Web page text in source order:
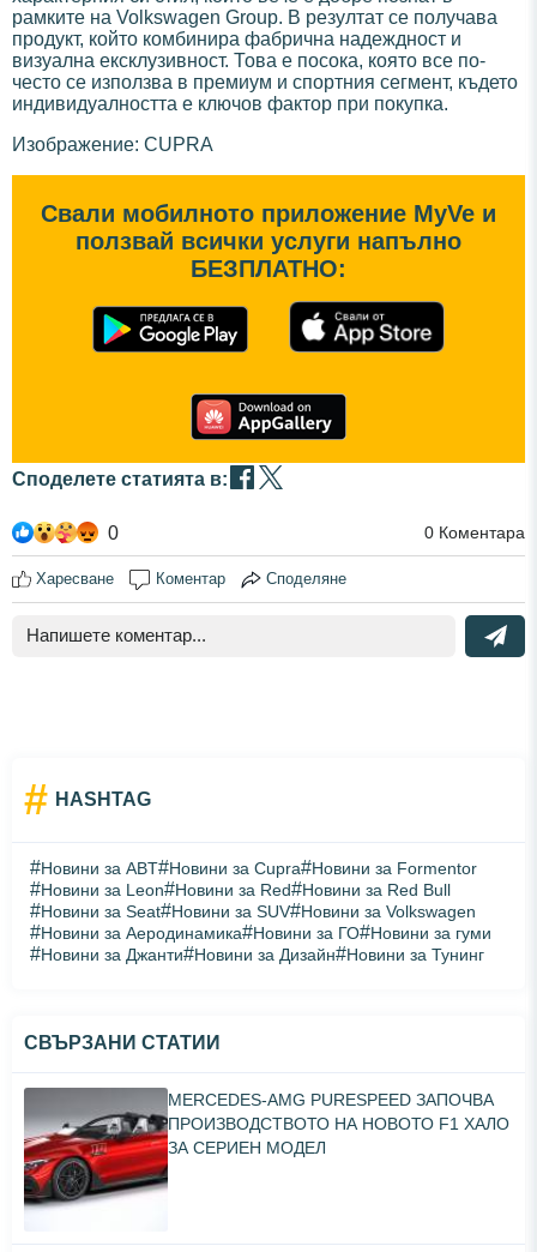
рамките на Volkswagen Group. В резултат се получава
продукт, който комбинира фабрична надеждност и
визуална ексклузивност. Това е посока, която все по-
често се използва в премиум и спортния сегмент, където
индивидуалността е ключов фактор при покупка.
Изображение: CUPRA
Свали мобилното приложение MyVe и
ползвай всички услуги напълно
БЕЗПЛАТНО:
Споделете статията в:
0 0 Коментара
Харесване Коментар Споделяне
# HASHTAG
#Новини за ABT#Новини за Cupra#Новини за Formentor
#Новини за Leon#Новини за Red#Новини за Red Bull
#Новини за Seat#Новини за SUV#Новини за Volkswagen
#Новини за Аеродинамика#Новини за ГО#Новини за гуми
#Новини за Джанти#Новини за Дизайн#Новини за Тунинг
СВЪРЗАНИ СТАТИИ
MERCEDES-AMG PURESPEED ЗАПОЧВА
ПРОИЗВОДСТВОТО НА НОВОТО F1 ХАЛО
ЗА СЕРИЕН МОДЕЛ